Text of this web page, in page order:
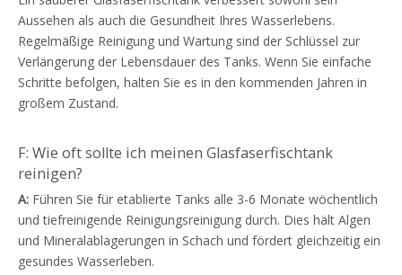
Aussehen als auch die Gesundheit Ihres Wasserlebens.
Regelmäßige Reinigung und Wartung sind der Schlüssel zur
Verlängerung der Lebensdauer des Tanks. Wenn Sie einfache
Schritte befolgen, halten Sie es in den kommenden Jahren in
großem Zustand.
F: Wie oft sollte ich meinen Glasfaserfischtank
reinigen?
A: Führen Sie für etablierte Tanks alle 3-6 Monate wöchentlich
und tiefreinigende Reinigungsreinigung durch. Dies hält Algen
und Mineralablagerungen in Schach und fördert gleichzeitig ein
gesundes Wasserleben.